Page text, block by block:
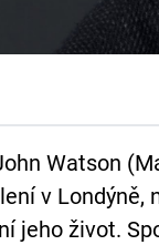
Watson
v Londýně,
jeho život.